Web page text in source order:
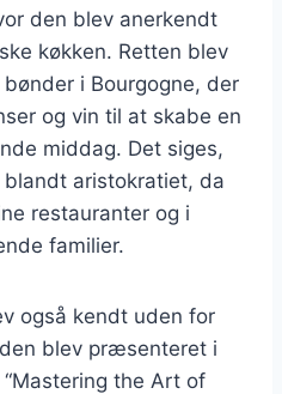
den blev anerkendt
køkken. Retten blev
i Bourgogne, der
og vin til at skabe en
middag. Det siges,
aristokratiet, da
restauranter og i
familier.
også kendt uden for
blev præsenteret i
the Art of